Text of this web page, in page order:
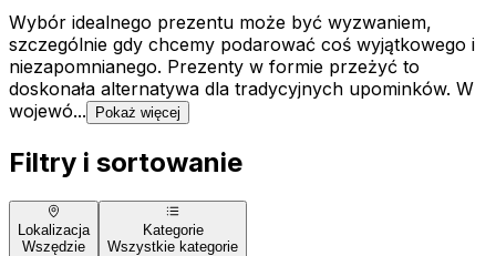
Wybór idealnego prezentu może być wyzwaniem,
szczególnie gdy chcemy podarować coś wyjątkowego i
niezapomnianego. Prezenty w formie przeżyć to
doskonała alternatywa dla tradycyjnych upominków. W
wojewó...
Pokaż więcej
Filtry i sortowanie
Lokalizacja
Wszędzie
Kategorie
Wszystkie kategorie